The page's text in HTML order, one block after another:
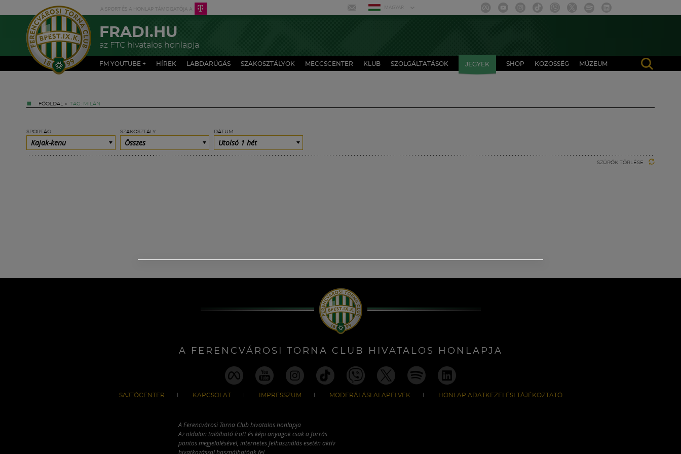
MAGYAR
FRADI.HU
az FTC hivatalos honlapja
FM YOUTUBE + HÍREK LABDARÚGÁS SZAKOSZTÁLYOK MECCSCENTER KLUB SZOLGÁLTATÁSOK JEGYEK SHOP KÖZÖSSÉG MÚZEUM
FŐOLDAL » TAG: MILÁN
SPORTÁG
Kajak-kenu
SZAKOSZTÁLY
Összes
DÁTUM
Utolsó 1 hét
SZŰRŐK TÖRLÉSE
A FERENCVÁROSI TORNA CLUB HIVATALOS HONLAPJA
SAJTÓCENTER KAPCSOLAT IMPRESSZUM MODERÁLÁSI ALAPELVEK HONLAP ADATKEZELÉSI TÁJÉKOZTATÓ
A Ferencvárosi Torna Club hivatalos honlapja
Az oldalon található írott és képi anyagok csak a forrás
pontos megjelölésével, internetes felhasználás esetén aktív
hivatkozással használhatóak fel.